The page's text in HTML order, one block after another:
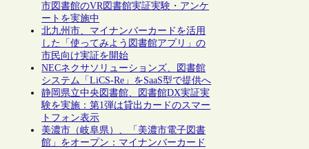
市図書館のVR図書館実証実験・アンケ
ートを実施中
北九州市、マイナンバーカードを活用
した「使ってみよう図書館アプリ」の
市民向け実証を開始
NECネクサソリューションズ、図書館
システム「LiCS-Re」をSaaS型で提供へ
静岡県立中央図書館、図書館DX実証実
験を実施：第1弾は貸出カードのスマー
トフォン表示
美濃市（岐阜県）、「美濃市電子図書
館」をオープン：マイナンバーカード